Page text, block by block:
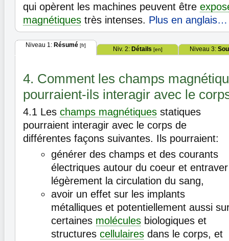
qui opèrent les machines peuvent être
magnétiques très intenses. Plus en anglais…
Niveau 1: Résumé [fr]
Niv. 2: Détails [en] Niveau 3:
4. Comment les champs
pourraient-ils interagir avec le
4.1 Les champs magnétiques statiques
pourraient interagir avec le corps de
différentes façons suivantes. Ils pourraient:
générer des champs et des courants
électriques autour du coeur et entraver
légèrement la circulation du sang,
avoir un effet sur les implants
métalliques et potentiellement aussi
certaines molécules biologiques et
structures cellulaires dans le corps, et